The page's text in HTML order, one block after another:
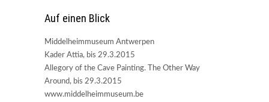
Auf einen Blick
Middelheimmuseum Antwerpen
Kader Attia, bis 29.3.2015
Allegory of the Cave Painting. The Other Way
Around, bis 29.3.2015
www.middelheimmuseum.be